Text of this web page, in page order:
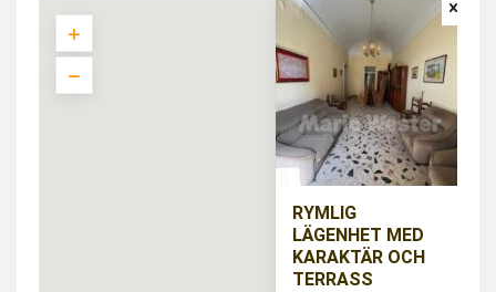
RYMLIG
LÄGENHET MED
KARAKTÄR OCH
TERRASS